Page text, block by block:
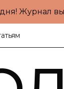
Журнал